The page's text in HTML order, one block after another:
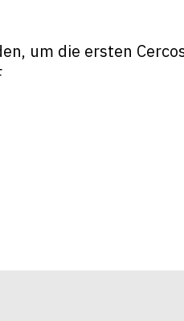
um die ersten